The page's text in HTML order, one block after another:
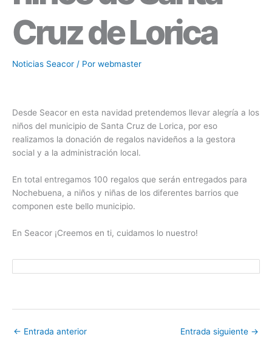
Cruz de Lorica
Noticias Seacor / Por webmaster
Desde Seacor en esta navidad pretendemos llevar alegría a los
niños del municipio de Santa Cruz de Lorica, por eso
realizamos la donación de regalos navideños a la gestora
social y a la administración local.
En total entregamos 100 regalos que serán entregados para
Nochebuena, a niños y niñas de los diferentes barrios que
componen este bello municipio.
En Seacor ¡Creemos en ti, cuidamos lo nuestro!
← Entrada anterior Entrada siguiente →